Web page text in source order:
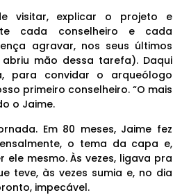
visitar, explicar o projeto e
cada conselheiro e cada
agravar, nos seus últimos
mão dessa tarefa). Daqui
para convidar o arqueólogo
primeiro conselheiro. “O mais
o Jaime.
Em 80 meses, Jaime fez
o tema da capa e,
ele mesmo. Às vezes, ligava pra
teve, às vezes sumia e, no dia
impecável.